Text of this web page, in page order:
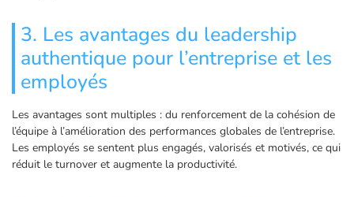
3. Les avantages du leadership
authentique pour l’entreprise et les
employés
Les avantages sont multiples : du renforcement de la cohésion de
l’équipe à l’amélioration des performances globales de l’entreprise.
Les employés se sentent plus engagés, valorisés et motivés, ce qui
réduit le turnover et augmente la productivité.